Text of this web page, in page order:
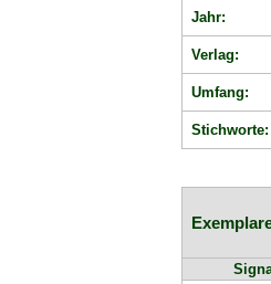
Jahr:
Verlag:
Umfang:
Stichworte: